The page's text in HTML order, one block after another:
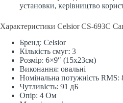
установки, керівництво
Характеристики Celsior CS-693C
Бренд: Celsior
Кількість смуг: 3
Розмір: 6×9″ (15х23см)
Виконання: овальні
Номінальна потужність RMS:
Чутливість: 91 дБ
Опір: 4 Ом